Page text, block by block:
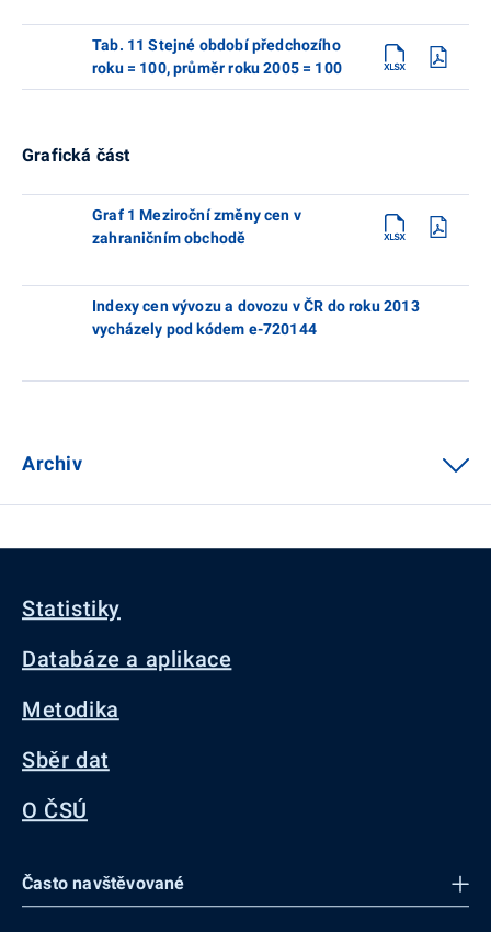
Tab. 11 Stejné období předchozího
roku = 100, průměr roku 2005 = 100
Grafická část
Graf 1 Meziroční změny cen v
zahraničním obchodě
Indexy cen vývozu a dovozu v ČR do roku 2013
vycházely pod kódem e-720144
Archiv
Statistiky
Databáze a aplikace
Metodika
Sběr dat
O ČSÚ
Často navštěvované